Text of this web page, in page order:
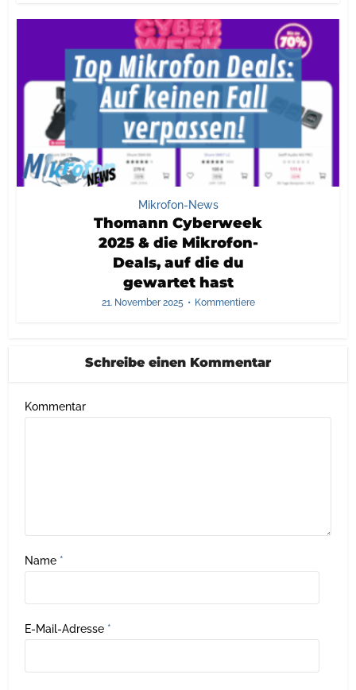
Mikrofon-News
Thomann Cyberweek
2025 & die Mikrofon-
Deals, auf die du
gewartet hast
21. November 2025 Kommentiere
Schreibe einen Kommentar
Kommentar
Name *
E-Mail-Adresse *